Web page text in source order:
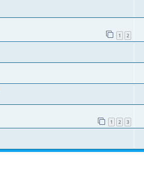
1 2
1 2 3